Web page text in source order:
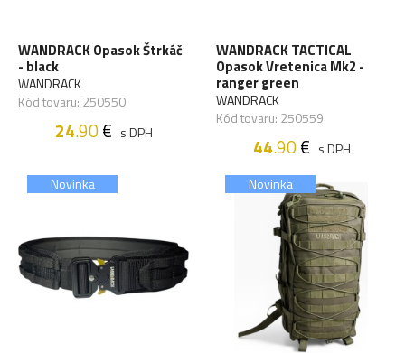
WANDRACK Opasok Štrkáč
- black
WANDRACK
Kód tovaru: 250550
24.90€ s DPH
WANDRACK TACTICAL
Opasok Vretenica Mk2 -
ranger green
WANDRACK
Kód tovaru: 250559
44.90€ s DPH
Novinka
Novinka